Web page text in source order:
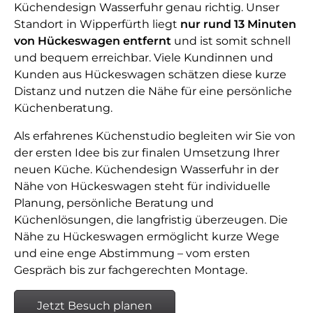
Küchendesign Wasserfuhr genau richtig. Unser
Standort in Wipperfürth liegt nur rund 13 Minuten
von Hückeswagen entfernt und ist somit schnell
und bequem erreichbar. Viele Kundinnen und
Kunden aus Hückeswagen schätzen diese kurze
Distanz und nutzen die Nähe für eine persönliche
Küchenberatung.
Als erfahrenes Küchenstudio begleiten wir Sie von
der ersten Idee bis zur finalen Umsetzung Ihrer
neuen Küche. Küchendesign Wasserfuhr in der
Nähe von Hückeswagen steht für individuelle
Planung, persönliche Beratung und
Küchenlösungen, die langfristig überzeugen. Die
Nähe zu Hückeswagen ermöglicht kurze Wege
und eine enge Abstimmung – vom ersten
Gespräch bis zur fachgerechten Montage.
Jetzt Besuch planen